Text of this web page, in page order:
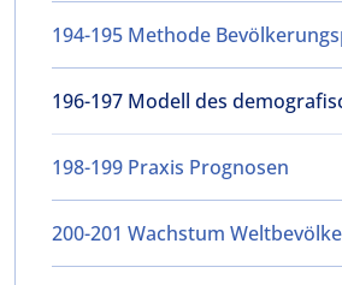
194-195 Methode
196-197 Modell des
198-199 Praxis Prognosen
200-201 Wachstum